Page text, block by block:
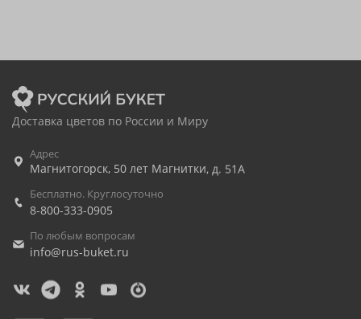
Доставка цветов по России и Миру
Адрес
Магнитогорск, 50 лет Магнитки, д. 51А
Бесплатно. Круглосуточно
8-800-333-0905
По любым вопросам
info@rus-buket.ru